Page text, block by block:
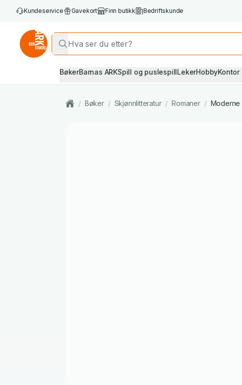
Kundeservice Gavekort Finn butikk Bedriftskunde
BøkerBarnas ARKSpill og puslespillLekerHobby
/ Bøker / Skjønnlitteratur / Romaner / Moderne